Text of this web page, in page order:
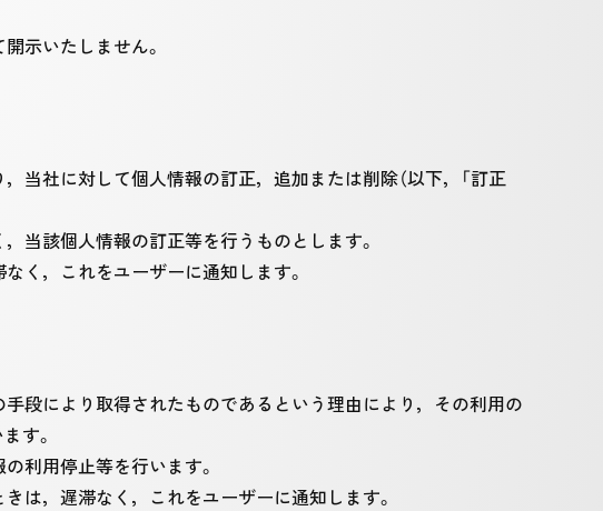
示いたしません。
社に対して個人情報の訂正，追加または削除（以下，「訂正
当該個人情報の訂正等を行うものとします。
く，これをユーザーに通知します。
段により取得されたものであるという理由により，その利用の
す。
利用停止等を行います。
は，遅滞なく，これをユーザーに通知します。